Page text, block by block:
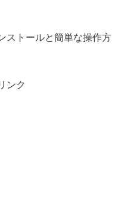
ストールと簡単な操作方
ンク